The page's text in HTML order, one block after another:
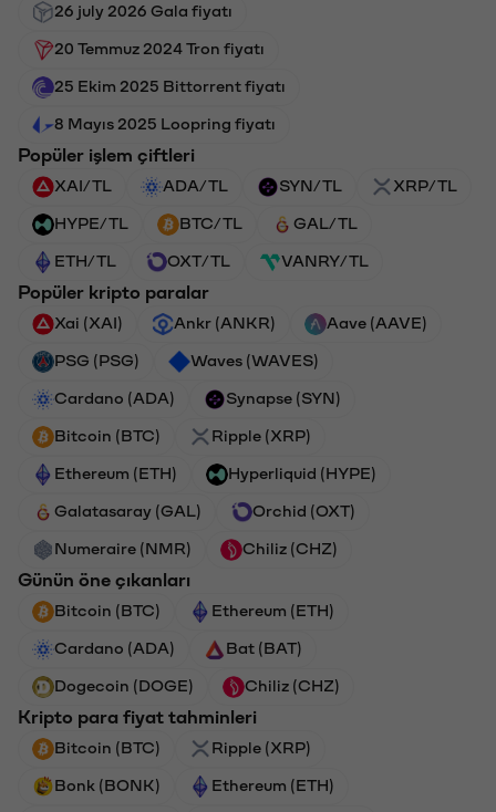
26 july 2026 Gala fiyatı
20 Temmuz 2024 Tron fiyatı
25 Ekim 2025 Bittorrent fiyatı
8 Mayıs 2025 Loopring fiyatı
Popüler işlem çiftleri
XAI/TL ADA/TL SYN/TL XRP/TL
HYPE/TL BTC/TL GAL/TL
ETH/TL OXT/TL VANRY/TL
Popüler kripto paralar
Xai (XAI) Ankr (ANKR) Aave (AAVE)
PSG (PSG) Waves (WAVES)
Cardano (ADA) Synapse (SYN)
Bitcoin (BTC) Ripple (XRP)
Ethereum (ETH) Hyperliquid (HYPE)
Galatasaray (GAL) Orchid (OXT)
Numeraire (NMR) Chiliz (CHZ)
Günün öne çıkanları
Bitcoin (BTC) Ethereum (ETH)
Cardano (ADA) Bat (BAT)
Dogecoin (DOGE) Chiliz (CHZ)
Kripto para fiyat tahminleri
Bitcoin (BTC) Ripple (XRP)
Bonk (BONK) Ethereum (ETH)